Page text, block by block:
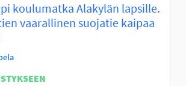
koulumatka Alakylän lapsille.
vaarallinen suojatie kaipaa